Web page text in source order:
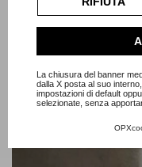
dell'utente.
Consulta
La chiusura del banner
dalla X posta al suo
impostazioni di default
selezionate, senza
FLAT